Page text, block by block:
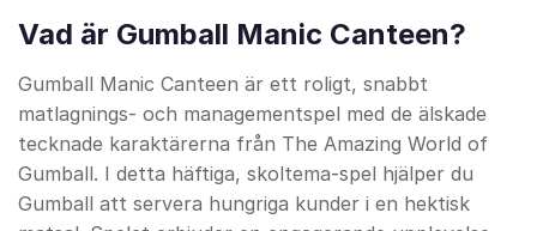
Vad är Gumball Manic Canteen?
Gumball Manic Canteen är ett roligt, snabbt
matlagnings- och managementspel med de älskade
tecknade karaktärerna från The Amazing World of
Gumball. I detta häftiga, skoltema-spel hjälper du
Gumball att servera hungriga kunder i en hektisk